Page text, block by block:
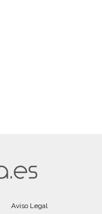
Aviso Legal